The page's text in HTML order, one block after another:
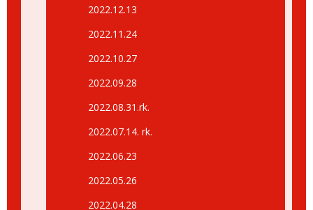
2022.12.13
2022.11.24
2022.10.27
2022.09.28
2022.08.31.rk.
2022.07.14. rk.
2022.06.23
2022.05.26
2022.04.28